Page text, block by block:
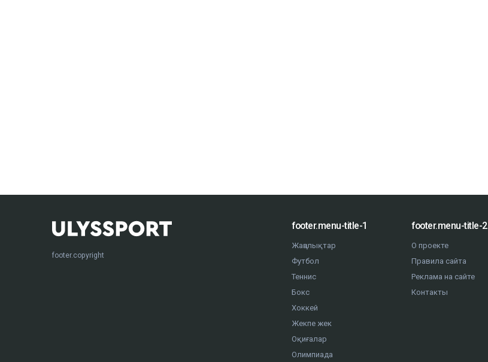
footer.copyright
footer.menu-title-1
Жаңалықтар
Футбол
Теннис
Бокс
Хоккей
Жекпе жек
Оқиғалар
Олимпиада
footer.menu-title-2
О проекте
Правила сайта
Реклама на сайте
Контакты